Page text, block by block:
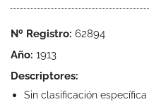
Nº Registro: 62894
Año: 1913
Descriptores:
Sin clasificación específica